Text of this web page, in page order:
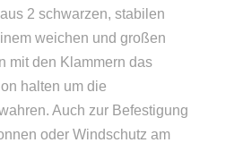
2 schwarzen, stabilen
weichen und großen
mit den Klammern das
halten um die
Auch zur Befestigung
oder Windschutz am